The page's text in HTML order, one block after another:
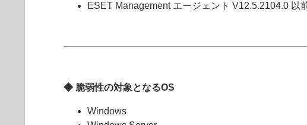
ESET Management エージェント V12.5.2104.0 以
◆ 脆弱性の対象となるOS
Windows